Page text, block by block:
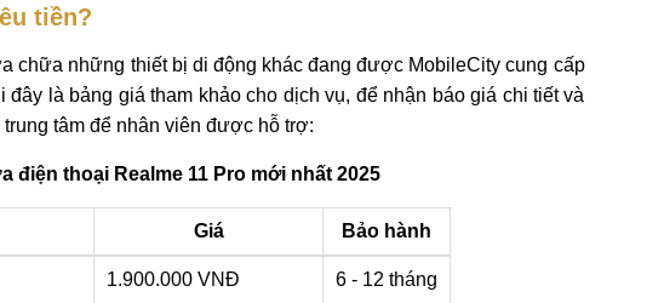
tiền?
chữa những thiết bị di động khác đang được MobileCity cung cấp
là bảng giá tham khảo cho dịch vụ, để nhận báo giá chi tiết và
tâm để nhân viên được hỗ trợ:
điện thoại Realme 11 Pro mới nhất 2025
Giá Bảo hành
1.900.000 VNĐ 6 - 12 tháng